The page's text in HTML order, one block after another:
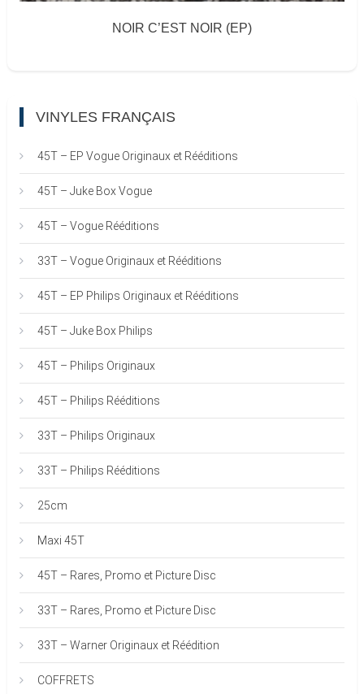
NOIR C’EST NOIR (EP)
VINYLES FRANÇAIS
45T – EP Vogue Originaux et Rééditions
45T – Juke Box Vogue
45T – Vogue Rééditions
33T – Vogue Originaux et Rééditions
45T – EP Philips Originaux et Rééditions
45T – Juke Box Philips
45T – Philips Originaux
45T – Philips Rééditions
33T – Philips Originaux
33T – Philips Rééditions
25cm
Maxi 45T
45T – Rares, Promo et Picture Disc
33T – Rares, Promo et Picture Disc
33T – Warner Originaux et Réédition
COFFRETS